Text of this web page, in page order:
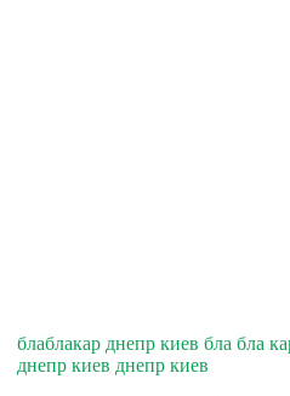
блаблакар днепр киев бла бла
днепр киев днепр киев